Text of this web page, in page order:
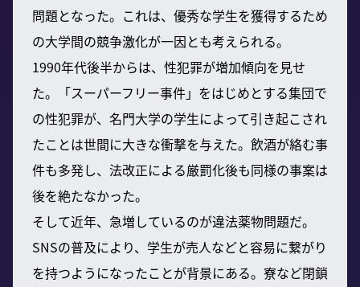
問題となった。これは、優秀な学生を獲得するため
の大学間の競争激化が一因とも考えられる。
1990年代後半からは、性犯罪が増加傾向を見せ
た。「スーパーフリー事件」をはじめとする集団で
の性犯罪が、名門大学の学生によって引き起こされ
たことは世間に大きな衝撃を与えた。飲酒が絡む事
件も多発し、法改正による厳罰化後も同様の事案は
後を絶たなかった。
そして近年、急増しているのが違法薬物問題だ。
SNSの普及により、学生が売人などと容易に繋がり
を持つようになったことが背景にある。寮など閉鎖